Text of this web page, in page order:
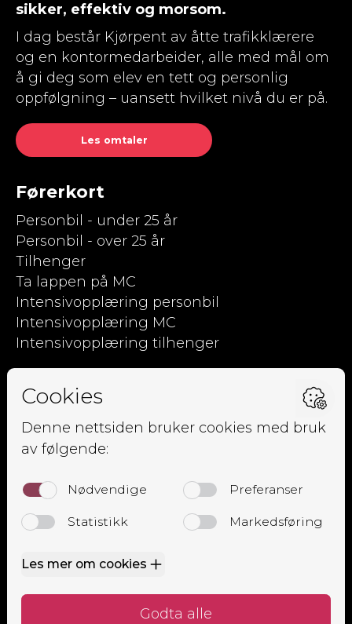
sikker, effektiv og morsom.
I dag består Kjørpent av åtte trafikklærere
og en kontormedarbeider, alle med mål om
å gi deg som elev en tett og personlig
oppfølgning – uansett hvilket nivå du er på.
Les omtaler
Førerkort
Personbil - under 25 år
Personbil - over 25 år
Tilhenger
Ta lappen på MC
Intensivopplæring personbil
Intensivopplæring MC
Intensivopplæring tilhenger
Om oss
Ansatte
Elevside
Kursoversikt
Trafikalt grunnkurs
Mørkekjøring
Lastsikringskurs
Grunnkurs MC